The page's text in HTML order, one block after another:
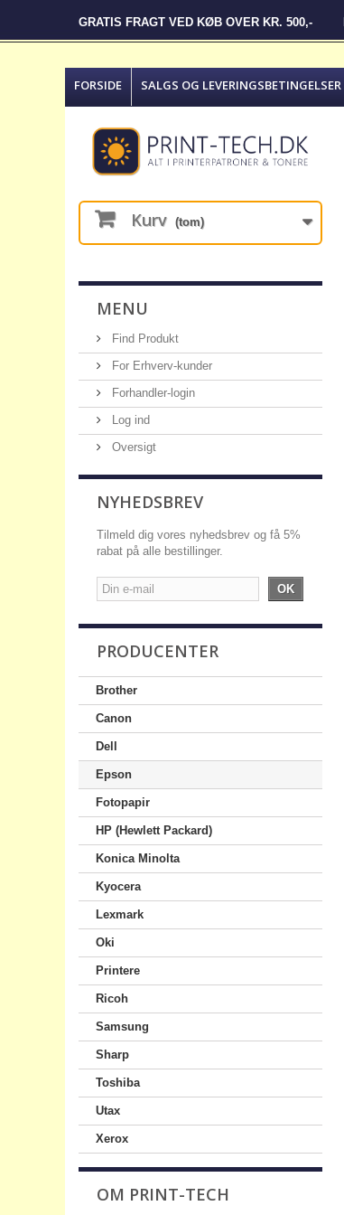
GRATIS FRAGT VED KØB OVER KR. 500,-
FORSIDE SALGS OG LEVERINGSBETINGELSER
Kurv (tom)
MENU
Find Produkt
For Erhverv-kunder
Forhandler-login
Log ind
Oversigt
NYHEDSBREV
Tilmeld dig vores nyhedsbrev og få 5%
rabat på alle bestillinger.
OK
PRODUCENTER
Brother
Canon
Dell
Epson
Fotopapir
HP (Hewlett Packard)
Konica Minolta
Kyocera
Lexmark
Oki
Printere
Ricoh
Samsung
Sharp
Toshiba
Utax
Xerox
OM PRINT-TECH